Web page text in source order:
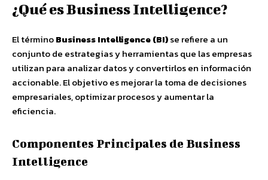
¿Qué es Business Intelligence?
El términoBusiness Intelligence (BI)se refiere a un
conjunto de estrategias y herramientas que las empresas
utilizan para analizar datos y convertirlos en información
accionable. El objetivo es mejorar la toma de decisiones
empresariales, optimizar procesos y aumentar la
eficiencia.
Componentes Principales de Business
Intelligence